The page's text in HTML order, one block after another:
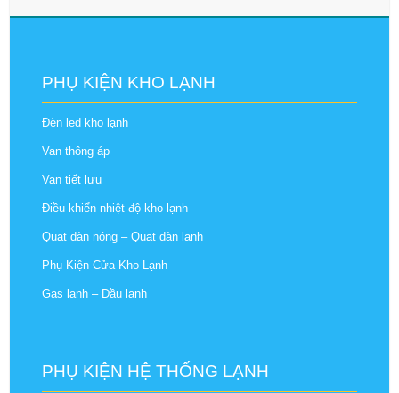
PHỤ KIỆN KHO LẠNH
Đèn led kho lạnh
Van thông áp
Van tiết lưu
Điều khiển nhiệt độ kho lạnh
Quạt dàn nóng – Quạt dàn lạnh
Phụ Kiện Cửa Kho Lạnh
Gas lạnh – Dầu lạnh
PHỤ KIỆN HỆ THỐNG LẠNH